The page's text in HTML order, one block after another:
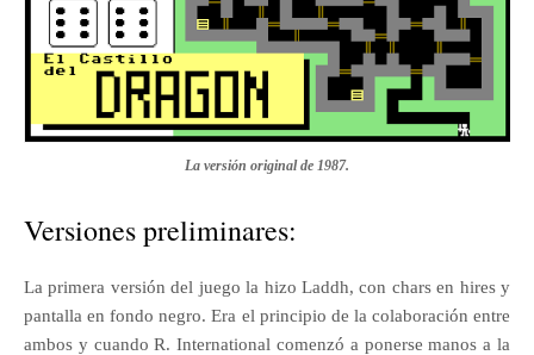
La versión original de 1987.
Versiones preliminares:
La primera versión del juego la hizo Laddh, con chars en hires y
pantalla en fondo negro. Era el principio de la colaboración entre
ambos y cuando R. International comenzó a ponerse manos a la